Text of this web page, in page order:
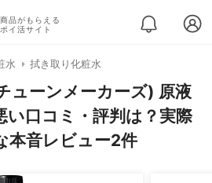
品がもらえる
イ活サイト
水 拭き取り化粧水
ューンメーカーズ) 原液
い口コミ・評判は？実際
本音レビュー2件